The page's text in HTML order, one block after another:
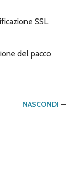
SSL
del pacco
NASCONDI